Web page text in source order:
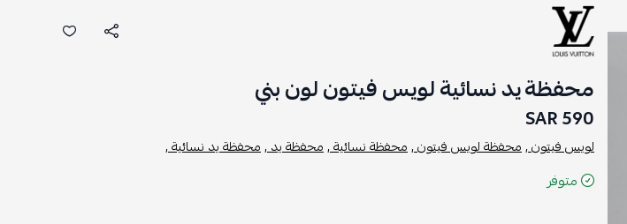
محفظة يد نسائية لويس فيتون لون بني
590 SAR
لويس فيتون ,محفظة لويس فيتون ,محفظة نسائية ,محفظة يد ,محفظة يد نسائية ,
متوفر